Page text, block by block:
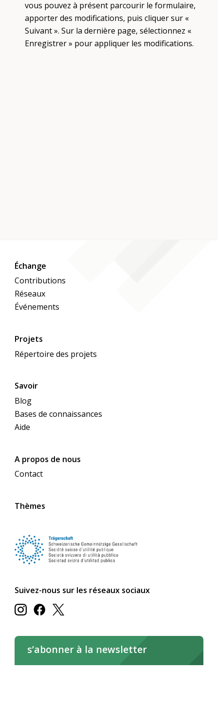
vous pouvez à présent parcourir le formulaire,
apporter des modifications, puis cliquer sur «
Suivant ». Sur la dernière page, sélectionnez «
Enregistrer » pour appliquer les modifications.
Échange
Contributions
Réseaux
Événements
Projets
Répertoire des projets
Savoir
Blog
Bases de connaissances
Aide
A propos de nous
Contact
Thèmes
Suivez-nous sur les réseaux sociaux
s’abonner à la newsletter